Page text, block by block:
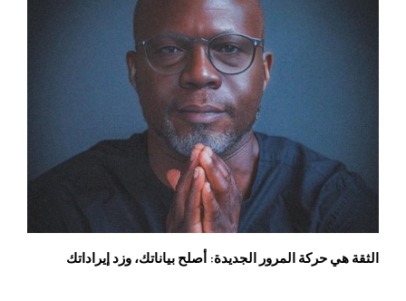
الثقة هي حركة المرور الجديدة: أصلح بياناتك، وزد إيراداتك